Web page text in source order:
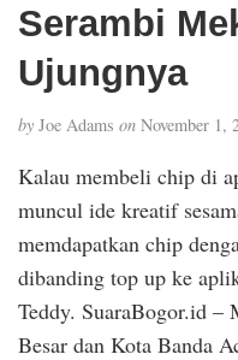
Serambi
Ujungnya
by Joe Adams on November 1,
Kalau membeli chip di
muncul ide kreatif
memdapatkan chip
dibanding top up ke
Teddy. SuaraBogor.id –
Besar dan Kota Banda